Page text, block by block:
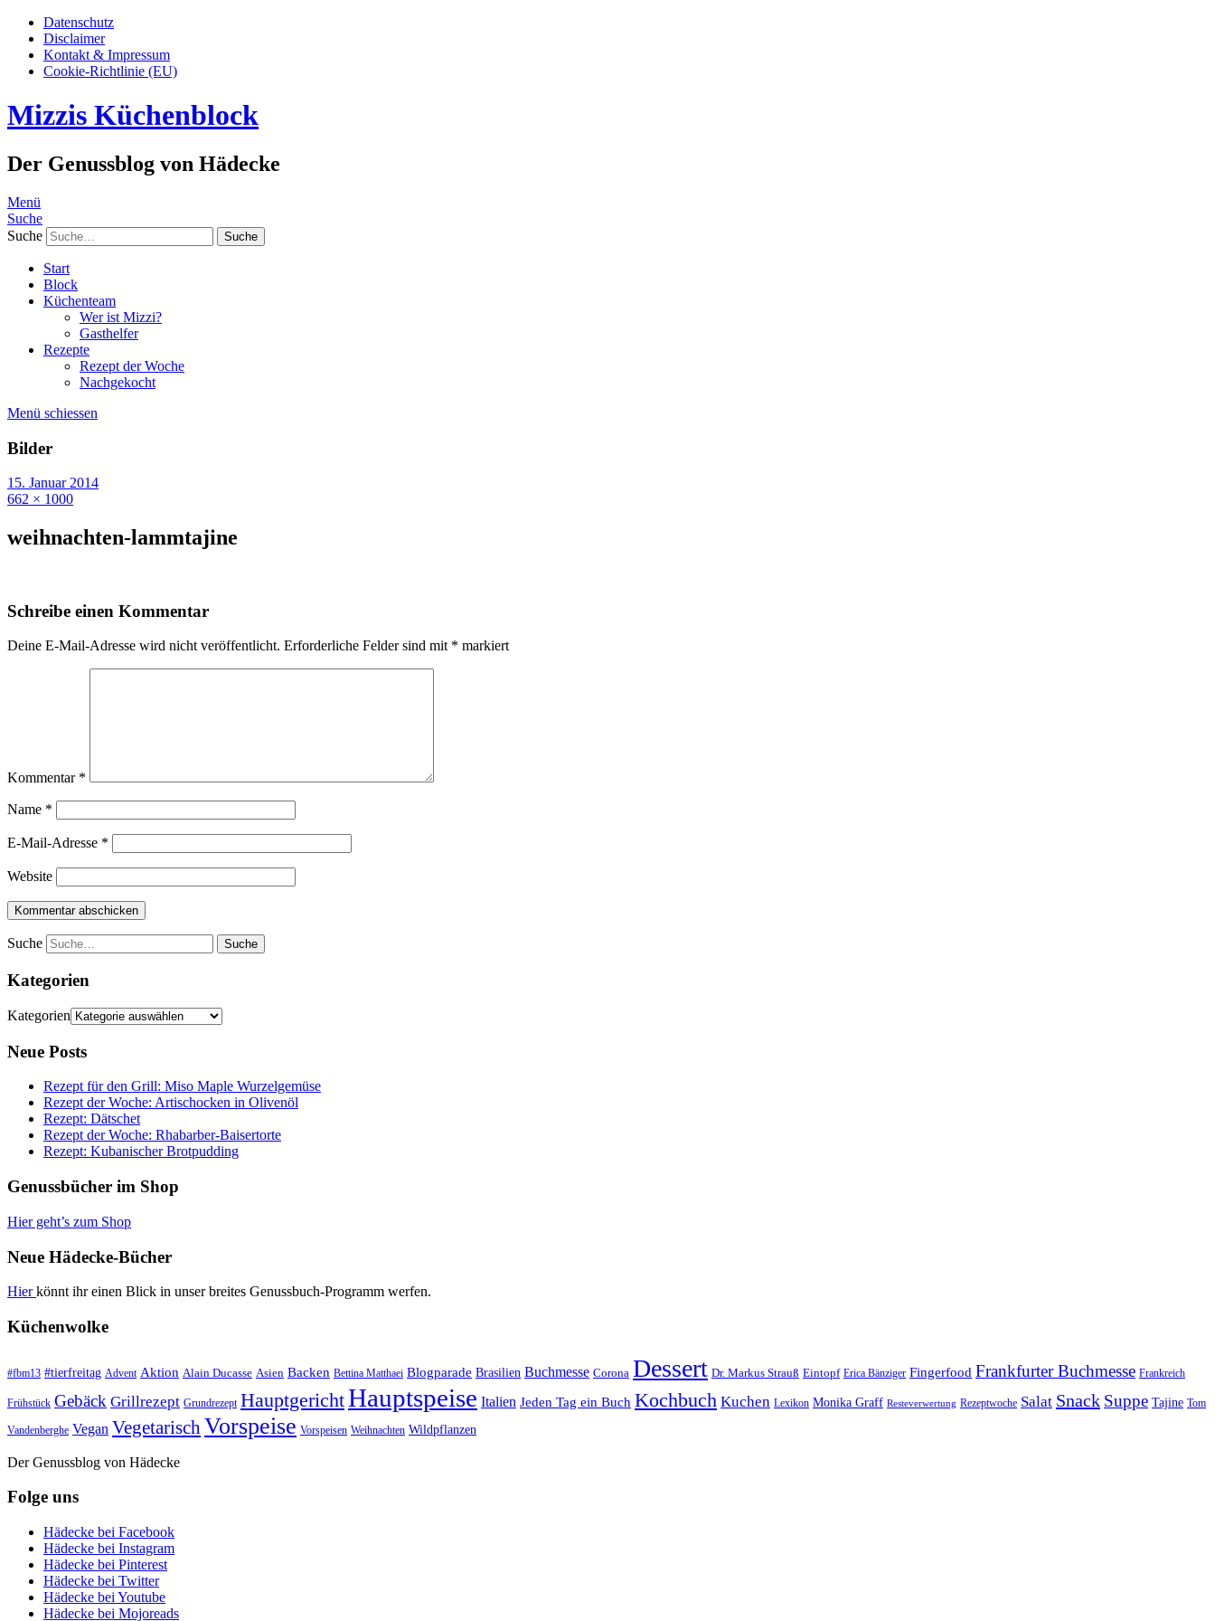
Datenschutz
Disclaimer
Kontakt & Impressum
Cookie-Richtlinie (EU)
Mizzis Küchenblock
Der Genussblog von Hädecke
Menü
Suche
Suche
Start
Block
Küchenteam
Wer ist Mizzi?
Gasthelfer
Rezepte
Rezept der Woche
Nachgekocht
Menü schiessen
Bilder
15. Januar 2014
662 × 1000
weihnachten-lammtajine
Schreibe einen Kommentar
Deine E-Mail-Adresse wird nicht veröffentlicht. Erforderliche Felder sind mit * markiert
Kommentar *
Name *
E-Mail-Adresse *
Website
Suche
Kategorien
Kategorien
Neue Posts
Rezept für den Grill: Miso Maple Wurzelgemüse
Rezept der Woche: Artischocken in Olivenöl
Rezept: Dätschet
Rezept der Woche: Rhabarber-Baisertorte
Rezept: Kubanischer Brotpudding
Genussbücher im Shop
Hier geht’s zum Shop
Neue Hädecke-Bücher
Hierkönnt ihr einen Blick in unser breites Genussbuch-Programm werfen.
Küchenwolke
#fbm13 #tierfreitag Advent Aktion Alain Ducasse Asien Backen Bettina Matthaei Blogparade Brasilien Buchmesse Corona Dessert Dr. Markus Strauß Eintopf Erica Bänziger Fingerfood Frankfurter Buchmesse Frankreich
Frühstück Gebäck Grillrezept Grundrezept HauptgerichtHauptspeise Italien Jeden Tag ein Buch Kochbuch Kuchen Lexikon Monika Graff Resteverwertung Rezeptwoche Salat Snack Suppe Tajine Tom
Vandenberghe Vegan Vegetarisch Vorspeise Vorspeisen Weihnachten Wildpflanzen
Der Genussblog von Hädecke
Folge uns
Hädecke bei Facebook
Hädecke bei Instagram
Hädecke bei Pinterest
Hädecke bei Twitter
Hädecke bei Youtube
Hädecke bei Mojoreads